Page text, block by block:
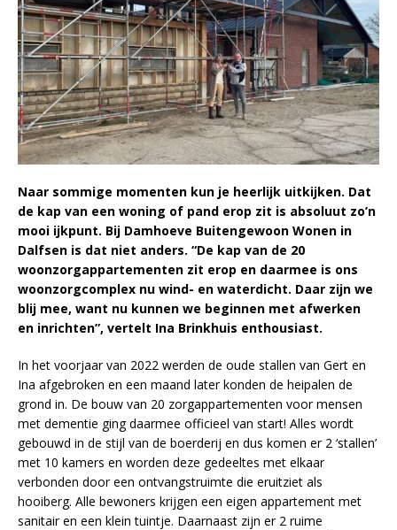
Naar sommige momenten kun je heerlijk uitkijken. Dat
de kap van een woning of pand erop zit is absoluut zo’n
mooi ijkpunt. Bij Damhoeve Buitengewoon Wonen in
Dalfsen is dat niet anders. “De kap van de 20
woonzorgappartementen zit erop en daarmee is ons
woonzorgcomplex nu wind- en waterdicht. Daar zijn we
blij mee, want nu kunnen we beginnen met afwerken
en inrichten”, vertelt Ina Brinkhuis enthousiast.
In het voorjaar van 2022 werden de oude stallen van Gert en
Ina afgebroken en een maand later konden de heipalen de
grond in. De bouw van 20 zorgappartementen voor mensen
met dementie ging daarmee officieel van start! Alles wordt
gebouwd in de stijl van de boerderij en dus komen er 2 ‘stallen’
met 10 kamers en worden deze gedeeltes met elkaar
verbonden door een ontvangstruimte die eruitziet als
hooiberg. Alle bewoners krijgen een eigen appartement met
sanitair en een klein tuintje. Daarnaast zijn er 2 ruime